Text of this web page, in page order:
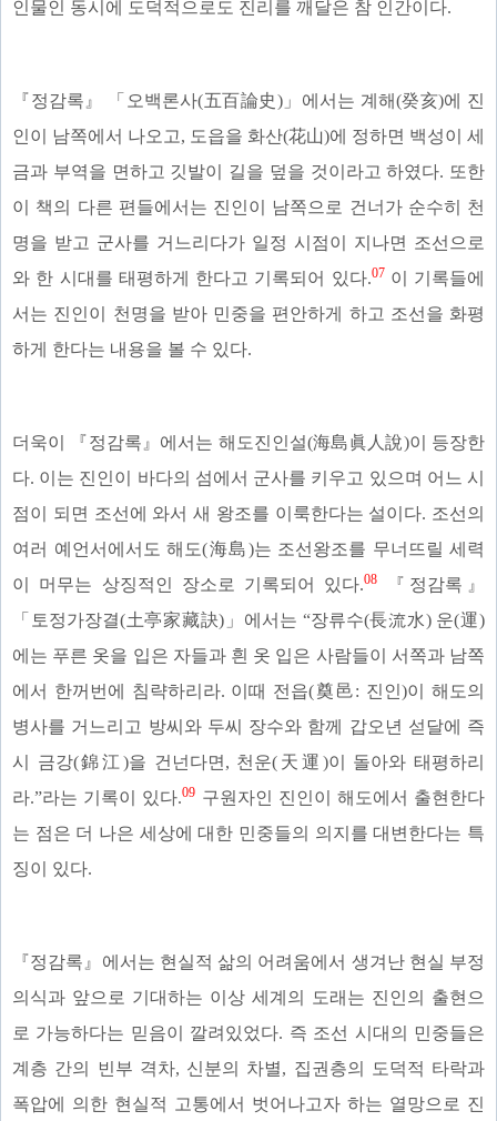
인물인 동시에 도덕적으로도 진리를 깨달은 참 인간이다.
『정감록』 「오백론사(五百論史)」에서는 계해(癸亥)에 진
인이 남쪽에서 나오고, 도읍을 화산(花山)에 정하면 백성이 세
금과 부역을 면하고 깃발이 길을 덮을 것이라고 하였다. 또한
이 책의 다른 편들에서는 진인이 남쪽으로 건너가 순수히 천
명을 받고 군사를 거느리다가 일정 시점이 지나면 조선으로
와 한 시대를 태평하게 한다고 기록되어 있다.07 이 기록들에
서는 진인이 천명을 받아 민중을 편안하게 하고 조선을 화평
하게 한다는 내용을 볼 수 있다.
더욱이 『정감록』에서는 해도진인설(海島眞人說)이 등장한
다. 이는 진인이 바다의 섬에서 군사를 키우고 있으며 어느 시
점이 되면 조선에 와서 새 왕조를 이룩한다는 설이다. 조선의
여러 예언서에서도 해도(海島)는 조선왕조를 무너뜨릴 세력
이 머무는 상징적인 장소로 기록되어 있다.08
『정감록』
「토정가장결(土亭家藏訣)」에서는 “장류수(長流水) 운(運)
에는 푸른 옷을 입은 자들과 흰 옷 입은 사람들이 서쪽과 남쪽
에서 한꺼번에 침략하리라. 이때 전읍(奠邑: 진인)이 해도의
병사를 거느리고 방씨와 두씨 장수와 함께 갑오년 섣달에 즉
시 금강(錦江)을 건넌다면, 천운(天運)이 돌아와 태평하리
라.”라는 기록이 있다.09 구원자인 진인이 해도에서 출현한다
는 점은 더 나은 세상에 대한 민중들의 의지를 대변한다는 특
징이 있다.
『정감록』에서는 현실적 삶의 어려움에서 생겨난 현실 부정
의식과 앞으로 기대하는 이상 세계의 도래는 진인의 출현으
로 가능하다는 믿음이 깔려있었다. 즉 조선 시대의 민중들은
계층 간의 빈부 격차, 신분의 차별, 집권층의 도덕적 타락과
폭압에 의한 현실적 고통에서 벗어나고자 하는 열망으로 진